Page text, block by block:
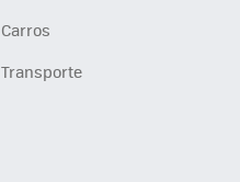
Carros
Transporte